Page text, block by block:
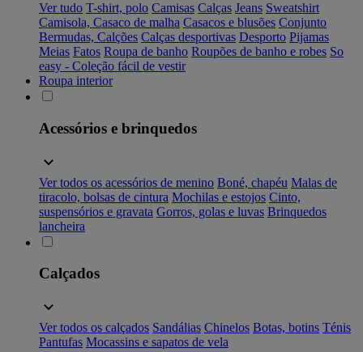
Ver tudo T-shirt, polo Camisas Calças Jeans Sweatshirt
Camisola, Casaco de malha Casacos e blusões Conjunto
Bermudas, Calções Calças desportivas Desporto Pijamas
Meias Fatos Roupa de banho Roupões de banho e robes So
easy - Coleção fácil de vestir
Roupa interior
Acessórios e brinquedos
Ver todos os acessórios de menino Boné, chapéu Malas de
tiracolo, bolsas de cintura Mochilas e estojos Cinto,
suspensórios e gravata Gorros, golas e luvas Brinquedos
lancheira
Calçados
Ver todos os calçados Sandálias Chinelos Botas, botins Ténis
Pantufas Mocassins e sapatos de vela